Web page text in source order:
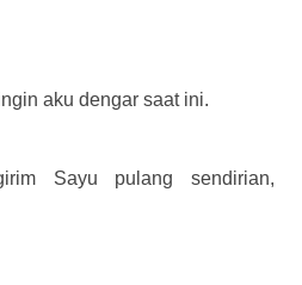
aku dengar saat ini.
Sayu pulang sendirian,